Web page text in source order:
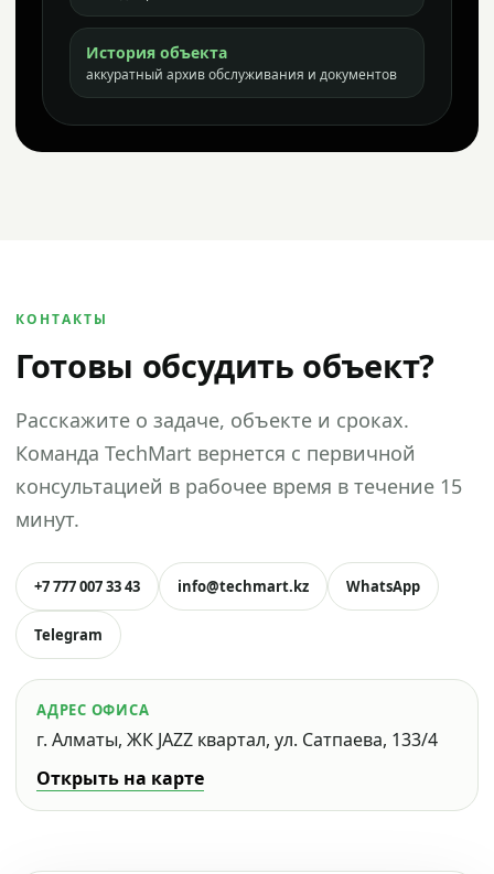
История объекта
аккуратный архив обслуживания и документов
КОНТАКТЫ
Готовы обсудить объект?
Расскажите о задаче, объекте и сроках.
Команда TechMart вернется с первичной
консультацией в рабочее время в течение 15
минут.
+7 777 007 33 43 info@techmart.kz WhatsApp
Telegram
АДРЕС ОФИСА
г. Алматы, ЖК JAZZ квартал, ул. Сатпаева, 133/4
Открыть на карте